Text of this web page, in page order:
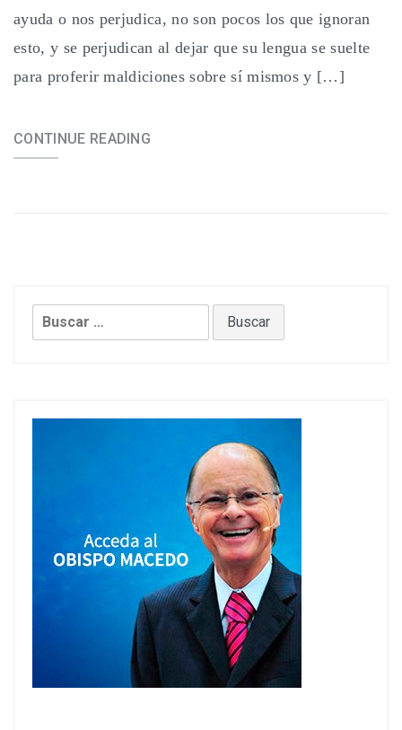
ayuda o nos perjudica, no son pocos los que ignoran
esto, y se perjudican al dejar que su lengua se suelte
para proferir maldiciones sobre sí mismos y […]
CONTINUE READING
Buscar: